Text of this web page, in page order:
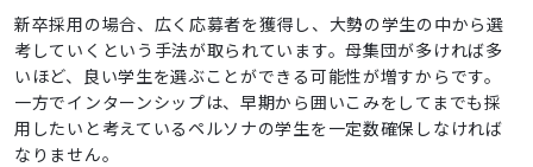
新卒採用の場合、広く応募者を獲得し、大勢の学生の中から選
考していくという手法が取られています。母集団が多ければ多
いほど、良い学生を選ぶことができる可能性が増すからです。
一方でインターンシップは、早期から囲いこみをしてまでも採
用したいと考えているペルソナの学生を一定数確保しなければ
なりません。